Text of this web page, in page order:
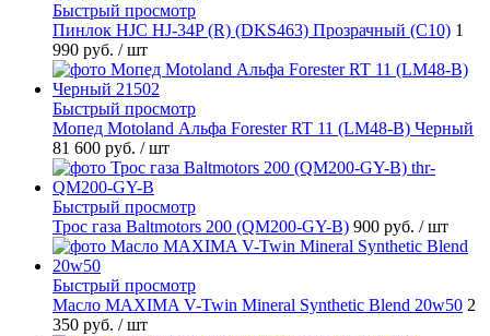
Быстрый просмотр
Пинлок HJC HJ-34P (R) (DKS463) Прозрачный (C10) 1
990 руб. / шт
Быстрый просмотр
Мопед Motoland Альфа Forester RT 11 (LM48-B) Черный
81 600 руб. / шт
Быстрый просмотр
Трос газа Baltmotors 200 (QM200-GY-B) 900 руб. / шт
Быстрый просмотр
Масло MAXIMA V-Twin Mineral Synthetic Blend 20w50 2
350 руб. / шт